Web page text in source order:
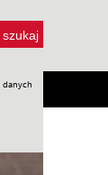
danych